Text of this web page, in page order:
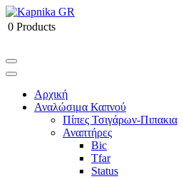
0 Products
Αρχική
Αναλώσιμα Καπνού
Πίπες Τσιγάρων-Πιπακια
Αναπτήρες
Bic
Tfar
Status